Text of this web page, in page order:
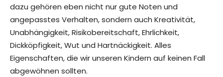
dazu gehören eben nicht nur gute Noten und
angepasstes Verhalten, sondern auch Kreativität,
Unabhängigkeit, Risikobereitschaft, Ehrlichkeit,
Dickköpfigkeit, Wut und Hartnäckigkeit. Alles
Eigenschaften, die wir unseren Kindern auf keinen Fall
abgewöhnen sollten.